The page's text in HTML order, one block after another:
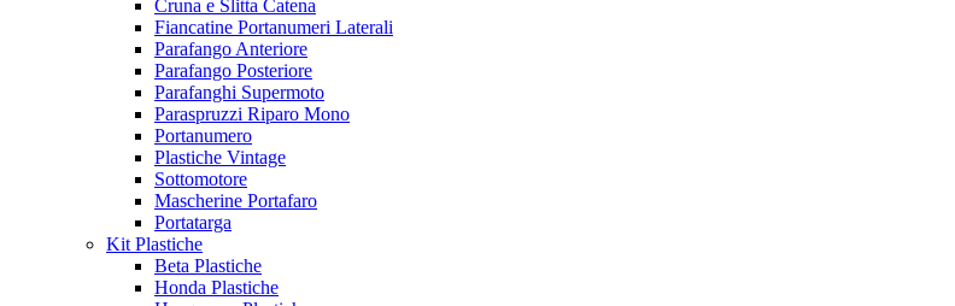
Cruna e Slitta Catena
Fiancatine Portanumeri Laterali
Parafango Anteriore
Parafango Posteriore
Parafanghi Supermoto
Paraspruzzi Riparo Mono
Portanumero
Plastiche Vintage
Sottomotore
Mascherine Portafaro
Portatarga
Kit Plastiche
Beta Plastiche
Honda Plastiche